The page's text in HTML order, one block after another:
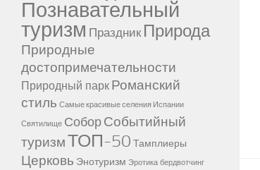
Познавательный
туризм Праздник Природа
Природные
достопримечательности
Природный парк Романский
стиль Самые красивые селения Испании
Святилище СоборСобытийный
туризмТОП-50 Тамплиеры
Церковь Энотуризм Эротика бердвотчинг